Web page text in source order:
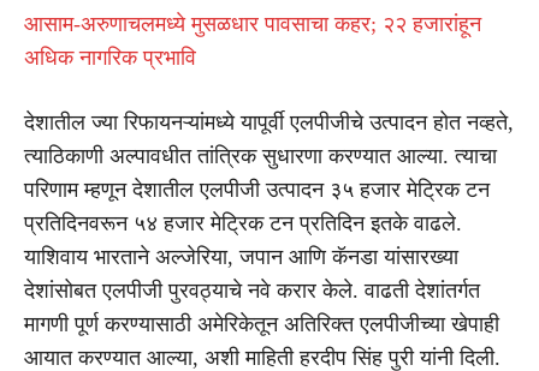
आसाम-अरुणाचलमध्ये मुसळधार पावसाचा कहर; २२ हजारांहून
अधिक नागरिक प्रभावि
देशातील ज्या रिफायनऱ्यांमध्ये यापूर्वी एलपीजीचे उत्पादन होत नव्हते,
त्याठिकाणी अल्पावधीत तांत्रिक सुधारणा करण्यात आल्या. त्याचा
परिणाम म्हणून देशातील एलपीजी उत्पादन ३५ हजार मेट्रिक टन
प्रतिदिनवरून ५४ हजार मेट्रिक टन प्रतिदिन इतके वाढले.
याशिवाय भारताने अल्जेरिया, जपान आणि कॅनडा यांसारख्या
देशांसोबत एलपीजी पुरवठ्याचे नवे करार केले. वाढती देशांतर्गत
मागणी पूर्ण करण्यासाठी अमेरिकेतून अतिरिक्त एलपीजीच्या खेपाही
आयात करण्यात आल्या, अशी माहिती हरदीप सिंह पुरी यांनी दिली.